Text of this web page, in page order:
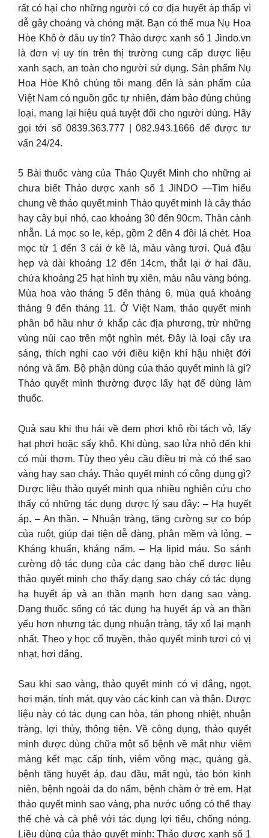
rất có hại cho những người có cơ địa huyết áp thấp vì
dễ gây choáng và chóng mặt. Bạn có thể mua Nụ Hoa
Hòe Khô ở đâu uy tín? Thảo dược xanh số 1 Jindo.vn
là đơn vị uy tín trên thị trường cung cấp dược liệu
xanh sạch, an toàn cho người sử dụng. Sản phẩm Nụ
Hoa Hòe Khô chúng tôi mang đến là sản phẩm của
Việt Nam có nguồn gốc tự nhiên, đảm bảo đúng chủng
loại, mang lại hiệu quả tuyệt đối cho người dùng. Hãy
gọi tới số 0839.363.777 | 082.943.1666 để được tư
vấn 24/24.
5 Bài thuốc vàng của Thảo Quyết Minh cho những ai
chưa biết Thảo dược xanh số 1 JINDO —Tìm hiểu
chung về thảo quyết minh Thảo quyết minh là cây thảo
hay cây bụi nhỏ, cao khoảng 30 đến 90cm. Thân cành
nhẵn. Lá mọc so le, kép, gồm 2 đến 4 đôi lá chét. Hoa
mọc từ 1 đến 3 cái ở kẽ lá, màu vàng tươi. Quả đậu
hẹp và dài khoảng 12 đến 14cm, thắt lại ở hai đầu,
chứa khoảng 25 hạt hình trụ xiên, màu nâu vàng bóng.
Mùa hoa vào tháng 5 đến tháng 6, mùa quả khoảng
tháng 9 đến tháng 11. Ở Việt Nam, thảo quyết minh
phân bố hầu như ở khắp các địa phương, trừ những
vùng núi cao trên một nghìn mét. Đây là loại cây ưa
sáng, thích nghi cao với điều kiện khí hậu nhiệt đới
nóng và ẩm. Bộ phận dùng của thảo quyết minh là gì?
Thảo quyết mình thường được lấy hạt để dùng làm
thuốc.
Quả sau khi thu hái về đem phơi khô rồi tách vỏ, lấy
hạt phơi hoặc sấy khô. Khi dùng, sao lửa nhỏ đến khi
có mùi thơm. Tùy theo yêu cầu điều trị mà có thể sao
vàng hay sao cháy. Thảo quyết minh có công dụng gì?
Dược liệu thảo quyết minh qua nhiều nghiên cứu cho
thấy có những tác dụng dược lý sau đây: – Hạ huyết
áp. – An thần. – Nhuận tràng, tăng cường sự co bóp
của ruột, giúp đại tiện dễ dàng, phân mềm và lỏng. –
Kháng khuẩn, kháng nấm. – Hạ lipid máu. So sánh
cường độ tác dụng của các dạng bào chế dược liệu
thảo quyết minh cho thấy dạng sao cháy có tác dụng
hạ huyết áp và an thần mạnh hơn dạng sao vàng.
Dạng thuốc sống có tác dụng hạ huyết áp và an thần
yếu hơn nhưng tác dụng nhuận tràng, tẩy xổ lại mạnh
nhất. Theo y học cổ truyền, thảo quyết minh tươi có vị
nhạt, hơi đắng.
Sau khi sao vàng, thảo quyết minh có vị đắng, ngọt,
hơi mặn, tính mát, quy vào các kinh can và thận. Dược
liệu này có tác dụng can hòa, tán phong nhiệt, nhuận
tràng, lợi thủy, thông tiện. Về công dụng, thảo quyết
minh được dùng chữa một số bệnh về mắt như viêm
màng kết mạc cấp tính, viêm võng mạc, quáng gà,
bệnh tăng huyết áp, đau đầu, mất ngủ, táo bón kinh
niên, bệnh ngoài da do nấm, bệnh chàm ở trẻ em. Hạt
thảo quyết minh sao vàng, pha nước uống có thể thay
thế chè và cà phê với tác dụng lợi tiểu, chống nóng.
Liều dùng của thảo quyết minh: Thảo dược xanh số 1